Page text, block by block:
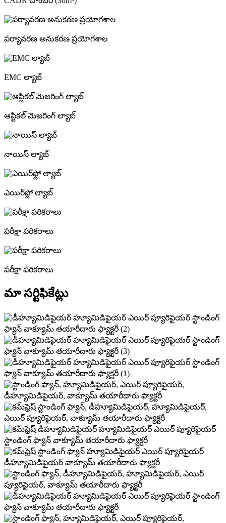
పర్యావరణ అనుకరణ ప్రయోగశాల
EMC ల్యాబ్
ఆప్టికల్ మెజరింగ్ ల్యాబ్
నాయిస్ ల్యాబ్
ఎయిర్‌ఫ్లో ల్యాబ్
పరీక్షా పరికరాలు
పరీక్షా పరికరాలు
మా సర్టిఫికేట్లు